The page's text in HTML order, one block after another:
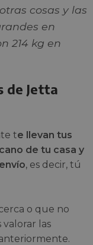
cosas y las
en
214 kg en
de Jetta
te llevan tus
de tu casa y
, es decir, tú
o que no
las